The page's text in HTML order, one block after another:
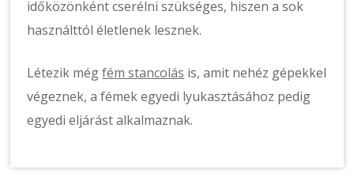
időközönként cserélni szükséges, hiszen a sok
használttól életlenek lesznek.
Létezik mégfém stancolás is, amit nehéz gépekkel
végeznek, a fémek egyedi lyukasztásához pedig
egyedi eljárást alkalmaznak.